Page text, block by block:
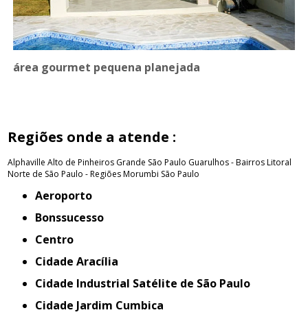
área gourmet pequena planejada
Regiões onde a atende :
Alphaville Alto de Pinheiros Grande São Paulo Guarulhos - BairrosLitoral
Norte de São Paulo - RegiõesMorumbi São Paulo
Aeroporto
Bonssucesso
Centro
Cidade Aracília
Cidade Industrial Satélite de São Paulo
Cidade Jardim Cumbica